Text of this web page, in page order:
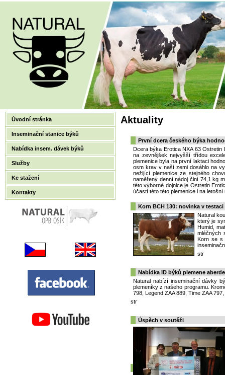
Úvodní stránka
Inseminační stanice býků
Nabídka insem. dávek býků
Služby
Ke stažení
Kontakty
Aktuality
První dcera českého býka
Dcera býka Erotica NXA 63
na zevnějšek nejvyšší třídou
plemenice byla na první laktaci
osm krav v naší zemi dosáhlo na
nežijící plemenice ze stejného
naměřený denní nádoj činí 74,1 kg
této výborné dojnice je Ostretin
účastí této této plemenice i na
Korn BCH 130: novinka v testaci
Natural
který je
Humid,
mléčných
Korn se s
str
Nabídka ID býků plemene
Natural nabízí inseminační dávky
plemeníky z našeho programu.
798, Legend ZAA 889, Time ZAA
str
Úspěch v soutěži